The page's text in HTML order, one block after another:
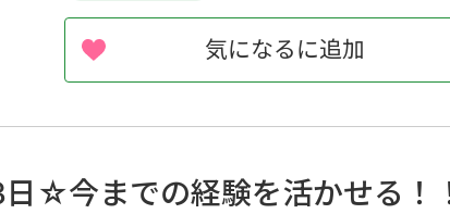
気になるに追加
☆今までの経験を活かせる！